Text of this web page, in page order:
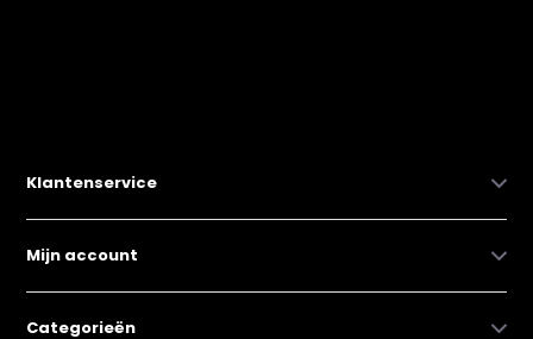
Klantenservice
Mijn account
Categorieën